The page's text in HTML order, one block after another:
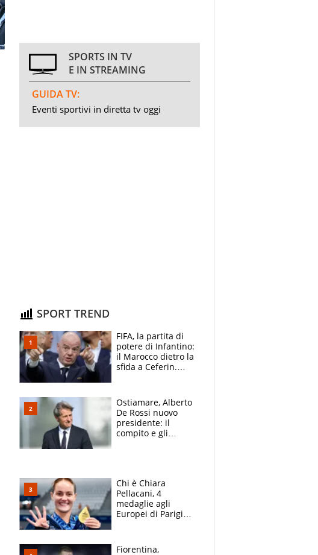
SPORTS IN TV
E IN STREAMING
GUIDA TV:
Eventi sportivi in diretta tv oggi
SPORT TREND
FIFA, la partita di
potere di Infantino:
il Marocco dietro la
sfida a Ceferin.
squadre, l’ira di Figo
Ostiamare, Alberto
De Rossi nuovo
presidente: il
compito e gli
Chi è Chiara
Pellacani, 4
medaglie agli
Europei di Parigi
giornalista, mamma
Fiorentina,